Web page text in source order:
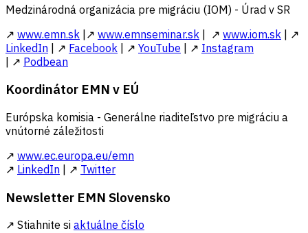
Medzinárodná organizácia pre migráciu (IOM) - Úrad v SR
↗ www.emn.sk |↗ www.emnseminar.sk | ↗ www.iom.sk | ↗
LinkedIn | ↗ Facebook | ↗ YouTube | ↗ Instagram
| ↗ Podbean
Koordinátor EMN v EÚ
Európska komisia - Generálne riaditeľstvo pre migráciu a
vnútorné záležitosti
↗ www.ec.europa.eu/emn
↗ LinkedIn | ↗ Twitter
Newsletter EMN Slovensko
↗ Stiahnite si aktuálne číslo